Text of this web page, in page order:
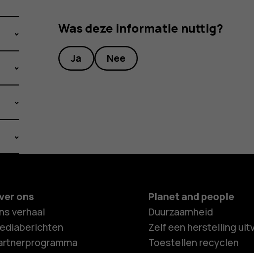
Was deze informatie nuttig?
Ja Nee
ons
verhaal
Planet and people
Duurzaamheid
Zelf een herstelling
Toestellen recyclen